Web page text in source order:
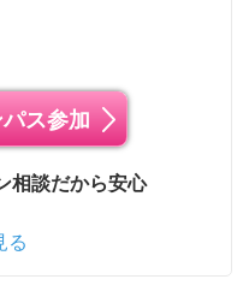
ス参加
相談だから安心
る